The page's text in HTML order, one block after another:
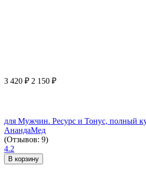
3 420 ₽ 2 150 ₽
для Мужчин. Ресурс и Тонус, полный
АнандаМед
(Отзывов: 9)
4.2
В корзину